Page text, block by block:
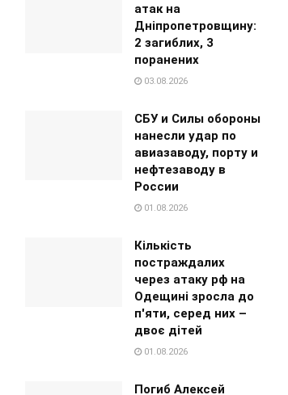
атак на
Дніпропетровщину:
2 загиблих, 3
поранених
03.08.2026
СБУ и Силы обороны
нанесли удар по
авиазаводу, порту и
нефтезаводу в
России
01.08.2026
Кількість
постраждалих
через атаку рф на
Одещині зросла до
п'яти, серед них –
двоє дітей
01.08.2026
Погиб Алексей